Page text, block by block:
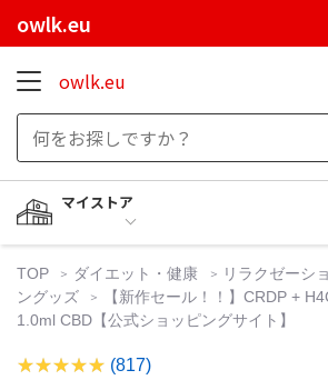
owlk.eu
owlk.eu
マイストア
TOP ダイエット・健康 リラクゼーシ
ングッズ
【新作セール！！】CRDP +
1.0ml CBD【公式ショッピングサイト】
(817)